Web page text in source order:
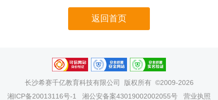
返回首页
长沙希赛千亿教育科技有限公司
版权所有 ©2009-2026
湘ICP备20013116号-1
湘公安备案43019002002055号
营业执照